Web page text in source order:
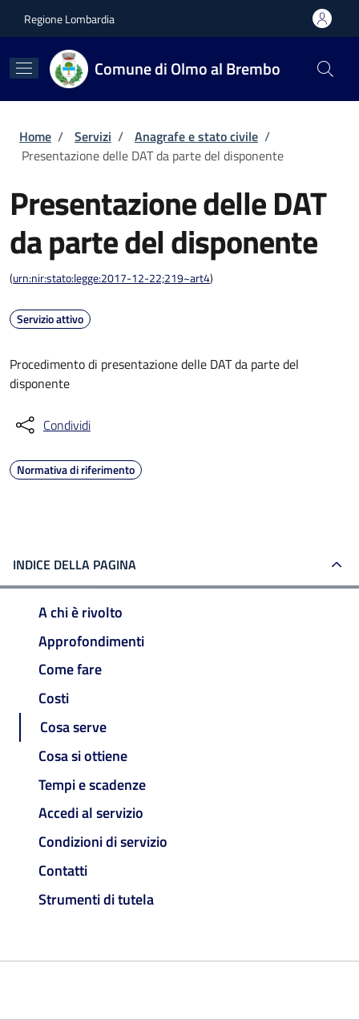
Regione Lombardia
Comune di Olmo al Brembo
Briciole di pane
Home / Servizi / Anagrafe e stato civile /
Presentazione delle DAT da parte del disponente
Presentazione delle DAT
da parte del disponente
(urn:nir:stato:legge:2017-12-22;219~art4)
Servizio attivo
Procedimento di presentazione delle DAT da parte del
disponente
Condividi
Normativa di riferimento
INDICE DELLA PAGINA
A chi è rivolto
Approfondimenti
Come fare
Costi
Cosa serve
Cosa si ottiene
Tempi e scadenze
Accedi al servizio
Condizioni di servizio
Contatti
Strumenti di tutela